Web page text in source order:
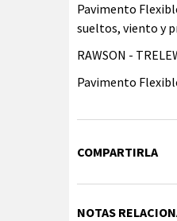
Pavimento
sueltos, viento y
RAWSON -
Pavimento
COMPARTIRLA
NOTAS